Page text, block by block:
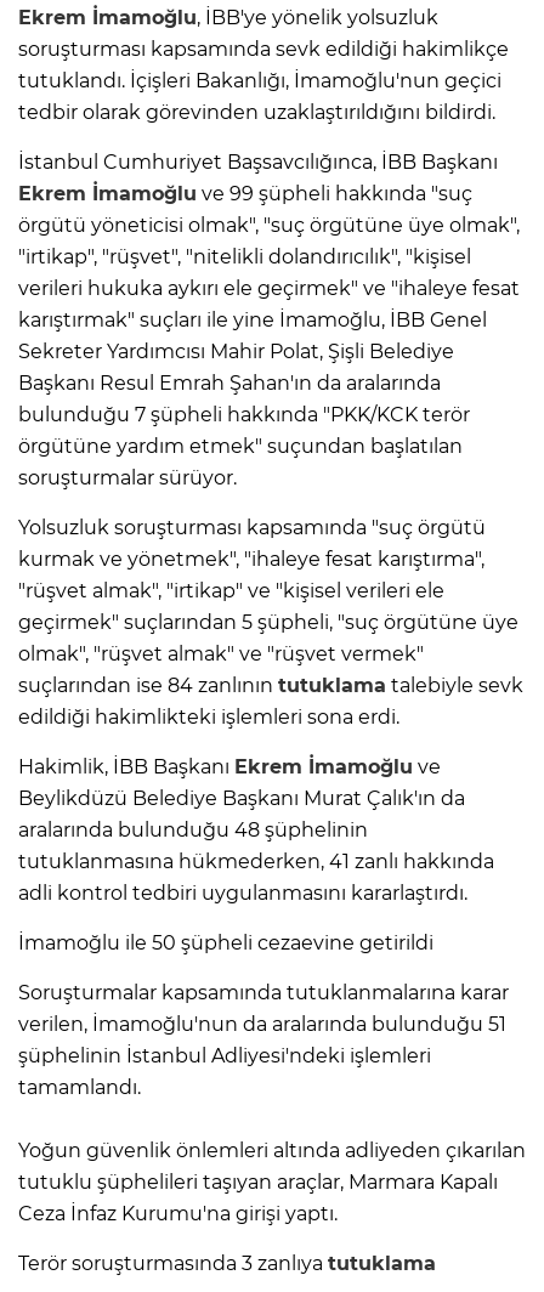
Ekrem İmamoğlu, İBB'ye yönelik yolsuzluk
soruşturması kapsamında sevk edildiği hakimlikçe
tutuklandı. İçişleri Bakanlığı, İmamoğlu'nun geçici
tedbir olarak görevinden uzaklaştırıldığını bildirdi.
İstanbul Cumhuriyet Başsavcılığınca, İBB Başkanı
Ekrem İmamoğlu ve 99 şüpheli hakkında "suç
örgütü yöneticisi olmak", "suç örgütüne üye olmak",
"irtikap", "rüşvet", "nitelikli dolandırıcılık", "kişisel
verileri hukuka aykırı ele geçirmek" ve "ihaleye fesat
karıştırmak" suçları ile yine İmamoğlu, İBB Genel
Sekreter Yardımcısı Mahir Polat, Şişli Belediye
Başkanı Resul Emrah Şahan'ın da aralarında
bulunduğu 7 şüpheli hakkında "PKK/KCK terör
örgütüne yardım etmek" suçundan başlatılan
soruşturmalar sürüyor.
Yolsuzluk soruşturması kapsamında "suç örgütü
kurmak ve yönetmek", "ihaleye fesat karıştırma",
"rüşvet almak", "irtikap" ve "kişisel verileri ele
geçirmek" suçlarından 5 şüpheli, "suç örgütüne üye
olmak", "rüşvet almak" ve "rüşvet vermek"
suçlarından ise 84 zanlının tutuklama talebiyle sevk
edildiği hakimlikteki işlemleri sona erdi.
Hakimlik, İBB Başkanı Ekrem İmamoğlu ve
Beylikdüzü Belediye Başkanı Murat Çalık'ın da
aralarında bulunduğu 48 şüphelinin
tutuklanmasına hükmederken, 41 zanlı hakkında
adli kontrol tedbiri uygulanmasını kararlaştırdı.
İmamoğlu ile 50 şüpheli cezaevine getirildi
Soruşturmalar kapsamında tutuklanmalarına karar
verilen, İmamoğlu'nun da aralarında bulunduğu 51
şüphelinin İstanbul Adliyesi'ndeki işlemleri
tamamlandı.
Yoğun güvenlik önlemleri altında adliyeden çıkarılan
tutuklu şüphelileri taşıyan araçlar, Marmara Kapalı
Ceza İnfaz Kurumu'na girişi yaptı.
Terör soruşturmasında 3 zanlıya tutuklama